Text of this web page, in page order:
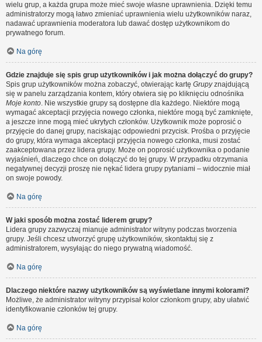
wielu grup, a każda grupa może mieć swoje własne uprawnienia. Dzięki temu
administratorzy mogą łatwo zmieniać uprawnienia wielu użytkowników naraz,
nadawać uprawnienia moderatora lub dawać dostęp użytkownikom do
prywatnego forum.
Na górę
Gdzie znajduje się spis grup użytkowników i jak można dołączyć do grupy?
Spis grup użytkowników można zobaczyć, otwierając kartę Grupyznajdującą
się w panelu zarządzania kontem, który otwiera się po kliknięciu odnośnika
Moje konto. Nie wszystkie grupy są dostępne dla każdego. Niektóre mogą
wymagać akceptacji przyjęcia nowego członka, niektóre mogą być zamknięte,
a jeszcze inne mogą mieć ukrytych członków. Użytkownik może poprosić o
przyjęcie do danej grupy, naciskając odpowiedni przycisk. Prośba o przyjęcie
do grupy, która wymaga akceptacji przyjęcia nowego członka, musi zostać
zaakceptowana przez lidera grupy. Może on poprosić użytkownika o podanie
wyjaśnień, dlaczego chce on dołączyć do tej grupy. W przypadku otrzymania
negatywnej decyzji proszę nie nękać lidera grupy pytaniami – widocznie miał
on swoje powody.
Na górę
W jaki sposób można zostać liderem grupy?
Lidera grupy zazwyczaj mianuje administrator witryny podczas tworzenia
grupy. Jeśli chcesz utworzyć grupę użytkowników, skontaktuj się z
administratorem, wysyłając do niego prywatną wiadomość.
Na górę
Dlaczego niektóre nazwy użytkowników są wyświetlane innymi kolorami?
Możliwe, że administrator witryny przypisał kolor członkom grupy, aby ułatwić
identyfikowanie członków tej grupy.
Na górę